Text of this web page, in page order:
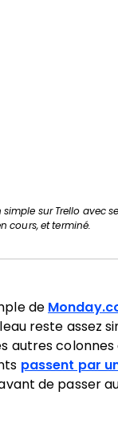
sur Trello avec
cours, et terminé.
de
reste assez
autres colonnes
passent par
de passer